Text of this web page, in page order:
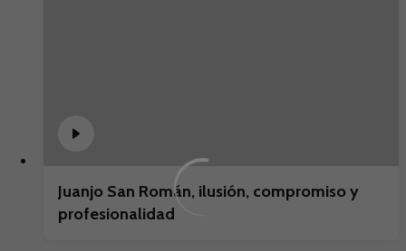
Juanjo San Román, ilusión, compromiso y
profesionalidad